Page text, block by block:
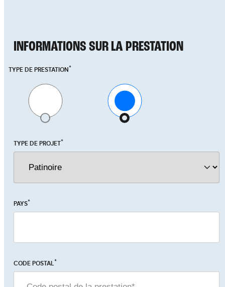
INFORMATIONS SUR LA PRESTATION
TYPE DE PRESTATION*
Location
TYPE DE PROJET*
PAYS*
CODE POSTAL*